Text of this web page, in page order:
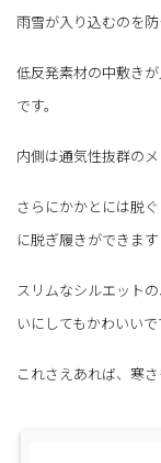
雨雪が入り込むのを防
低反発素材の中敷き
です。
内側は通気性抜群の
さらにかかとには脱
に脱ぎ履きができます
スリムなシルエット
いにしてもかわいいで
これさえあれば、寒